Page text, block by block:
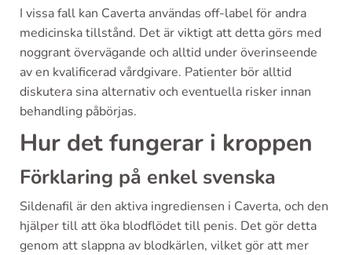
I vissa fall kan Caverta användas off-label för andra
medicinska tillstånd. Det är viktigt att detta görs med
noggrant övervägande och alltid under överinseende
av en kvalificerad vårdgivare. Patienter bör alltid
diskutera sina alternativ och eventuella risker innan
behandling påbörjas.
Hur det fungerar i kroppen
Förklaring på enkel svenska
Sildenafil är den aktiva ingrediensen i Caverta, och den
hjälper till att öka blodflödet till penis. Det gör detta
genom att slappna av blodkärlen, vilket gör att mer